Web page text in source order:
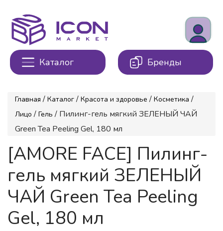
Каталог Бренды
Главная / Каталог / Красота и здоровье / Косметика /
Лицо / Гель / Пилинг-гель мягкий ЗЕЛЕНЫЙ ЧАЙ
Green Tea Peeling Gel, 180 мл
[AMORE FACE] Пилинг-
гель мягкий ЗЕЛЕНЫЙ
ЧАЙ Green Tea Peeling
Gel, 180 мл